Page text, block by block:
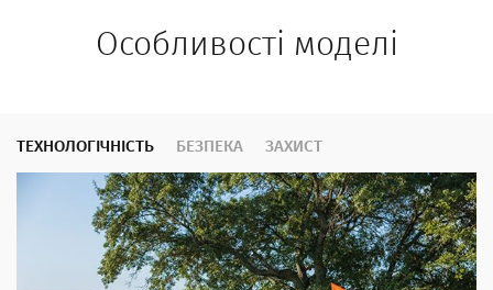
Особливості моделі
ТЕХНОЛОГІЧНІСТЬ БЕЗПЕКА ЗАХИСТ